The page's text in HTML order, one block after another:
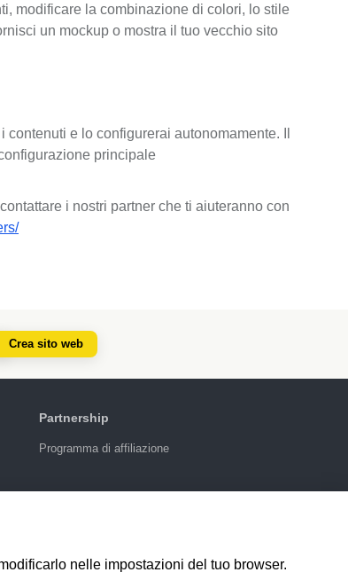
modificare la combinazione di colori, lo stile
un mockup o mostra il tuo vecchio sito
e lo configurerai autonomamente. Il
principale
i nostri partner che ti aiuteranno con
Crea sito web
Partnership
Programma di affiliazione
nelle impostazioni del tuo browser.